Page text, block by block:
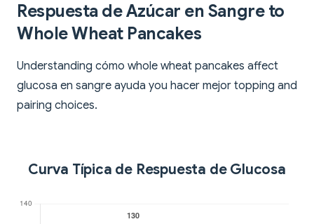
Respuesta de Azúcar en Sangre to
Whole Wheat Pancakes
Understanding cómo whole wheat pancakes affect
glucosa en sangre ayuda you hacer mejor topping and
pairing choices.
Curva Típica de Respuesta de Glucosa